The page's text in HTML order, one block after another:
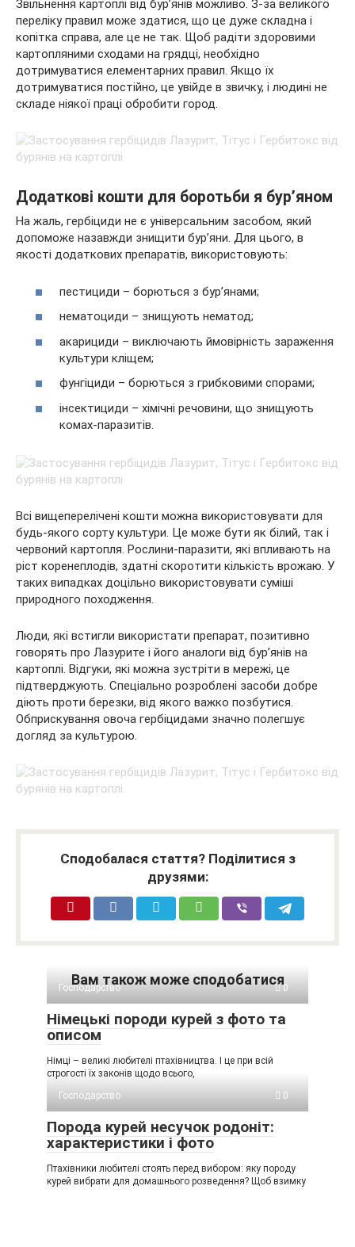
Звільнення картоплі від бур’янів можливо. З-за великого
переліку правил може здатися, що це дуже складна і
копітка справа, але це не так. Щоб радіти здоровими
картопляними сходами на грядці, необхідно
дотримуватися елементарних правил. Якщо їх
дотримуватися постійно, це увійде в звичку, і людині не
складе ніякої праці обробити город.
Додаткові кошти для боротьби я бур’яном
На жаль, гербіциди не є універсальним засобом, який
допоможе назавжди знищити бур’яни. Для цього, в
якості додаткових препаратів, використовують:
пестициди – борються з бур’янами;
нематоциди – знищують нематод;
акарициди – виключають ймовірність зараження
культури кліщем;
фунгіциди – борються з грибковими спорами;
інсектициди – хімічні речовини, що знищують
комах-паразитів.
Всі вищеперелічені кошти можна використовувати для
будь-якого сорту культури. Це може бути як білий, так і
червоний картопля. Рослини-паразити, які впливають на
ріст коренеплодів, здатні скоротити кількість врожаю. У
таких випадках доцільно використовувати суміші
природного походження.
Люди, які встигли використати препарат, позитивно
говорять про Лазурите і його аналоги від бур’янів на
картоплі. Відгуки, які можна зустріти в мережі, це
підтверджують. Спеціально розроблені засоби добре
діють проти березки, від якого важко позбутися.
Обприскування овоча гербіцидами значно полегшує
догляд за культурою.
Сподобалася стаття? Поділитися з
друзями:
Вам також може сподобатися
Господарство 0
Німецькі породи курей з фото та
описом
Німці – великі любителі птахівництва. І це при всій
строгості їх законів щодо всього,
Господарство
0
Порода курей несучок родоніт:
характеристики і фото
Птахівники любителі стоять перед вибором: яку породу
курей вибрати для домашнього розведення? Щоб взимку